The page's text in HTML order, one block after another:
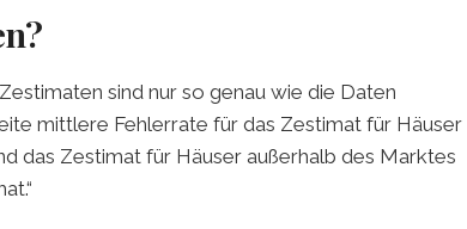
sind nur so genau wie die Daten
mittlere Fehlerrate für das Zestimat für Häuser
das Zestimat für Häuser außerhalb des Marktes